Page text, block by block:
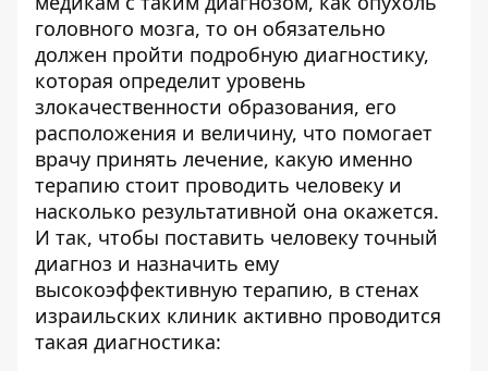
головного мозга, то он обязательно
должен пройти подробную диагностику,
которая определит уровень
злокачественности образования, его
расположения и величину, что помогает
врачу принять лечение, какую именно
терапию стоит проводить человеку и
насколько результативной она окажется.
И так, чтобы поставить человеку точный
диагноз и назначить ему
высокоэффективную терапию, в стенах
израильских клиник активно проводится
такая диагностика: